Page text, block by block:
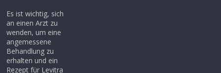
Es ist wichtig, sich
an einen Arzt zu
wenden, um eine
angemessene
Behandlung zu
erhalten und ein
Rezept für Levitra